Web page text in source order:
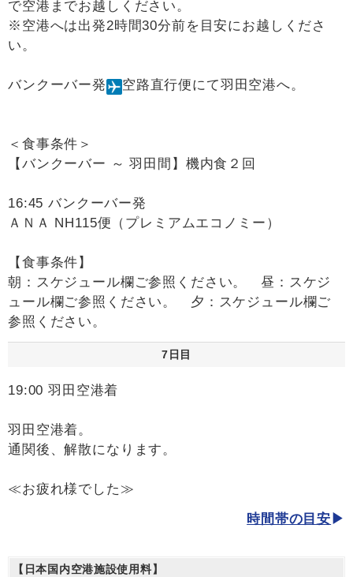
で空港までお越しください。
※空港へは出発2時間30分前を目安にお越しくださ
い。
バンクーバー発 空路直行便にて羽田空港へ。
＜食事条件＞
【バンクーバー ～ 羽田間】機内食２回
16:45 バンクーバー発
ＡＮＡ NH115便（プレミアムエコノミー）
【食事条件】
朝：スケジュール欄ご参照ください。 昼：スケジ
ュール欄ご参照ください。 夕：スケジュール欄ご
参照ください。
7日目
19:00 羽田空港着
羽田空港着。
通関後、解散になります。
≪お疲れ様でした≫
時間帯の目安
【日本国内空港施設使用料】